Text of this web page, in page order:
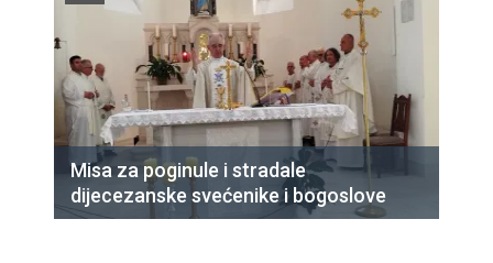
Misa za poginule i stradale
dijecezanske svećenike i bogoslove